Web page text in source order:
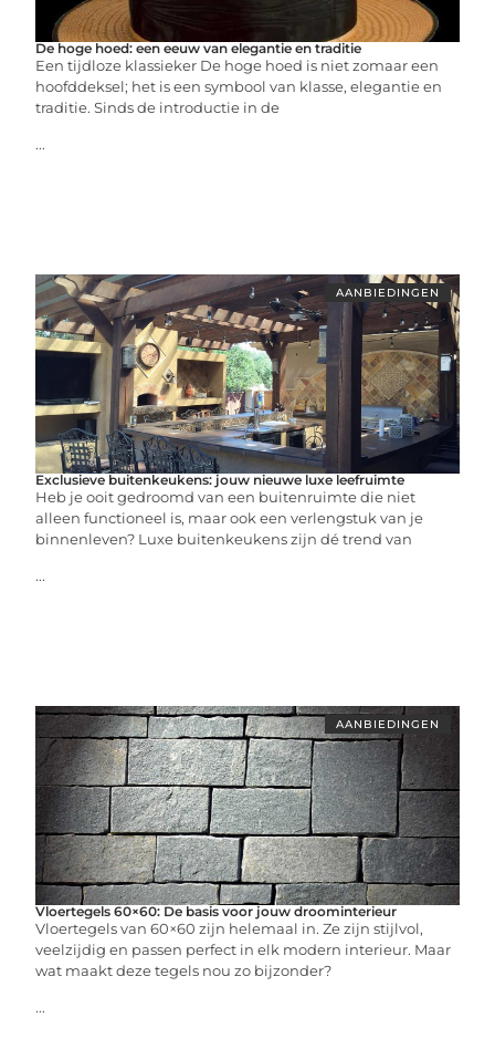
De hoge hoed: een eeuw van elegantie en traditie
Een tijdloze klassieker De hoge hoed is niet zomaar een
hoofddeksel; het is een symbool van klasse, elegantie en
traditie. Sinds de introductie in de
...
AANBIEDINGEN
Exclusieve buitenkeukens: jouw nieuwe luxe leefruimte
Heb je ooit gedroomd van een buitenruimte die niet
alleen functioneel is, maar ook een verlengstuk van je
binnenleven? Luxe buitenkeukens zijn dé trend van
...
AANBIEDINGEN
Vloertegels 60×60: De basis voor jouw droominterieur
Vloertegels van 60×60 zijn helemaal in. Ze zijn stijlvol,
veelzijdig en passen perfect in elk modern interieur. Maar
wat maakt deze tegels nou zo bijzonder?
...